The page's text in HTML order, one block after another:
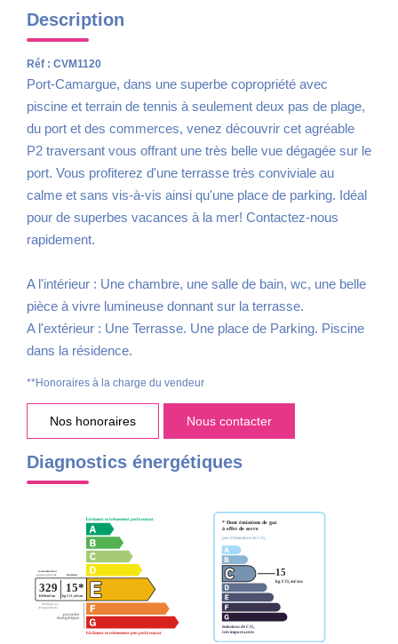
Description
Réf : CVM1120
Port-Camargue, dans une superbe copropriété avec
piscine et terrain de tennis à seulement deux pas de plage,
du port et des commerces, venez découvrir cet agréable
P2 traversant vous offrant une très belle vue dégagée sur le
port. Vous profiterez d'une terrasse très conviviale au
calme et sans vis-à-vis ainsi qu'une place de parking. Idéal
pour de superbes vacances à la mer! Contactez-nous
rapidement.
A l'intérieur : Une chambre, une salle de bain, wc, une belle
pièce à vivre lumineuse donnant sur la terrasse.
A l'extérieur : Une Terrasse. Une place de Parking. Piscine
dans la résidence.
**Honoraires à la charge du vendeur
Nos honoraires Nous contacter
Diagnostics énergétiques